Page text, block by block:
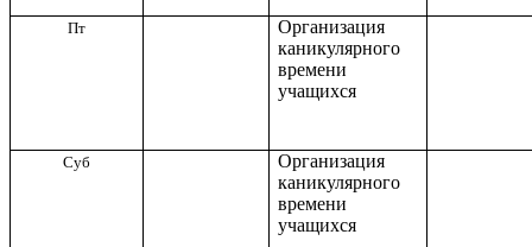
Пт
Организация
каникулярного
времени
учащихся
Суб
Организация
каникулярного
времени
учащихся